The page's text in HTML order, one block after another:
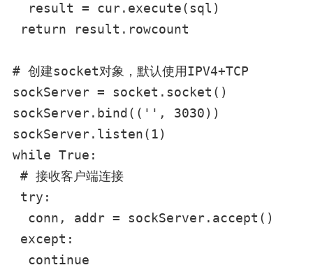
  result = cur.execute(sql)
return result.rowcount
# 创建socket对象，默认使用IPV4+TCP
sockServer = socket.socket()
sockServer.bind(('', 3030))
sockServer.listen(1)
while True:
# 接收客户端连接
try:
  conn, addr = sockServer.accept()
except:
  continue